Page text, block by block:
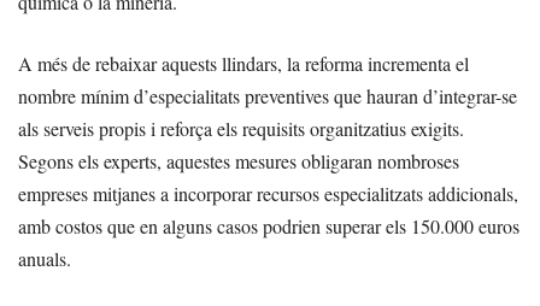
A més de rebaixar aquests llindars, la reforma incrementa el
nombre mínim d’especialitats preventives que hauran d’integrar-se
als serveis propis i reforça els requisits organitzatius exigits.
Segons els experts, aquestes mesures obligaran nombroses
empreses mitjanes a incorporar recursos especialitzats addicionals,
amb costos que en alguns casos podrien superar els 150.000 euros
anuals.